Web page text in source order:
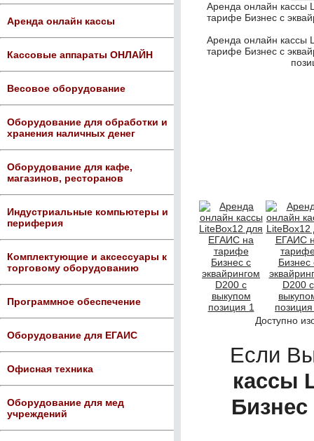
Аренда онлайн кассы
Кассовые аппараты ОНЛАЙН
Весовое оборудование
Оборудование для обработки и
хранения наличных денег
Оборудование для кафе,
магазинов, ресторанов
Индустриальные компьютеры и
периферия
Комплектующие и аксессуары к
торговому оборудованию
Программное обеспечение
Оборудование для ЕГАИС
Офисная техника
Оборудование для мед
учреждений
Аренда онлайн кассы
тарифе Бизнес с
Аренда онлайн кассы
тарифе Бизнес с
Доступно
Если
кассы